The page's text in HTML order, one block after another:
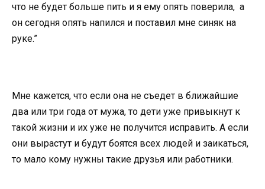
что не будет больше пить и я ему опять поверила, а
он сегодня опять напился и поставил мне синяк на
руке.”
Мне кажется, что если она не съедет в ближайшие
два или три года от мужа, то дети уже привыкнут к
такой жизни и их уже не получится исправить. А если
они вырастут и будут боятся всех людей и заикаться,
то мало кому нужны такие друзья или работники.